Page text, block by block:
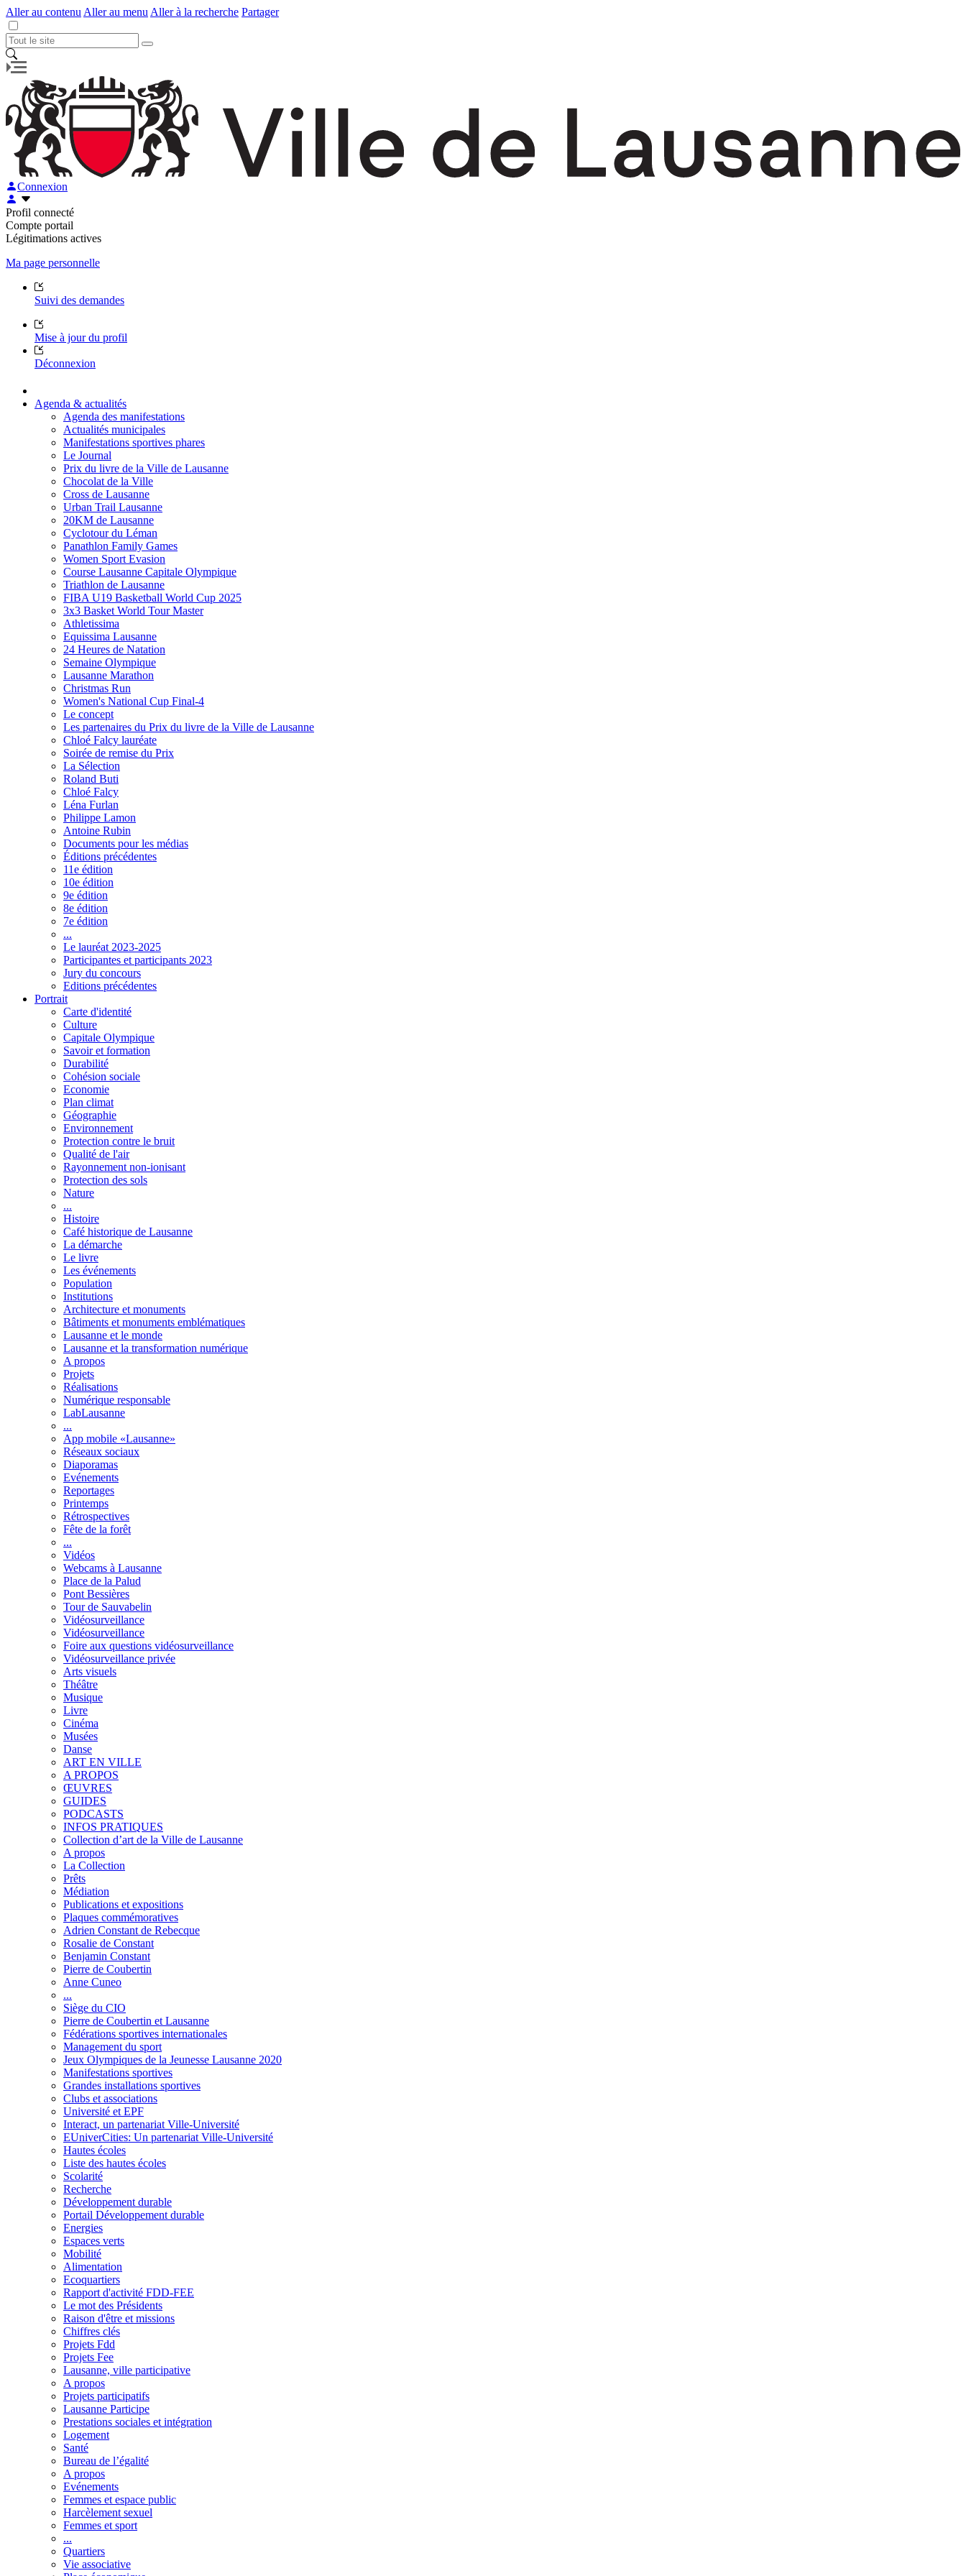
Aller au contenu Aller au menu Aller à la recherche Partager
Connexion
Profil connecté
Compte portail
Légitimations actives
Ma page personnelle
Suivi des demandes
Mise à jour du profil
Déconnexion
Agenda & actualités
Agenda des manifestations
Actualités municipales
Manifestations sportives phares
Le Journal
Prix du livre de la Ville de Lausanne
Chocolat de la Ville
Cross de Lausanne
Urban Trail Lausanne
20KM de Lausanne
Cyclotour du Léman
Panathlon Family Games
Women Sport Evasion
Course Lausanne Capitale Olympique
Triathlon de Lausanne
FIBA U19 Basketball World Cup 2025
3x3 Basket World Tour Master
Athletissima
Equissima Lausanne
24 Heures de Natation
Semaine Olympique
Lausanne Marathon
Christmas Run
Women's National Cup Final-4
Le concept
Les partenaires du Prix du livre de la Ville de Lausanne
Chloé Falcy lauréate
Soirée de remise du Prix
La Sélection
Roland Buti
Chloé Falcy
Léna Furlan
Philippe Lamon
Antoine Rubin
Documents pour les médias
Éditions précédentes
11e édition
10e édition
9e édition
8e édition
7e édition
...
Le lauréat 2023-2025
Participantes et participants 2023
Jury du concours
Editions précédentes
Portrait
Carte d'identité
Culture
Capitale Olympique
Savoir et formation
Durabilité
Cohésion sociale
Economie
Plan climat
Géographie
Environnement
Protection contre le bruit
Qualité de l'air
Rayonnement non-ionisant
Protection des sols
Nature
...
Histoire
Café historique de Lausanne
La démarche
Le livre
Les événements
Population
Institutions
Architecture et monuments
Bâtiments et monuments emblématiques
Lausanne et le monde
Lausanne et la transformation numérique
A propos
Projets
Réalisations
Numérique responsable
LabLausanne
...
App mobile «Lausanne»
Réseaux sociaux
Diaporamas
Evénements
Reportages
Printemps
Rétrospectives
Fête de la forêt
...
Vidéos
Webcams à Lausanne
Place de la Palud
Pont Bessières
Tour de Sauvabelin
Vidéosurveillance
Vidéosurveillance
Foire aux questions vidéosurveillance
Vidéosurveillance privée
Arts visuels
Théâtre
Musique
Livre
Cinéma
Musées
Danse
ART EN VILLE
A PROPOS
ŒUVRES
GUIDES
PODCASTS
INFOS PRATIQUES
Collection d’art de la Ville de Lausanne
A propos
La Collection
Prêts
Médiation
Publications et expositions
Plaques commémoratives
Adrien Constant de Rebecque
Rosalie de Constant
Benjamin Constant
Pierre de Coubertin
Anne Cuneo
...
Siège du CIO
Pierre de Coubertin et Lausanne
Fédérations sportives internationales
Management du sport
Jeux Olympiques de la Jeunesse Lausanne 2020
Manifestations sportives
Grandes installations sportives
Clubs et associations
Université et EPF
Interact, un partenariat Ville-Université
EUniverCities: Un partenariat Ville-Université
Hautes écoles
Liste des hautes écoles
Scolarité
Recherche
Développement durable
Portail Développement durable
Energies
Espaces verts
Mobilité
Alimentation
Ecoquartiers
Rapport d'activité FDD-FEE
Le mot des Présidents
Raison d'être et missions
Chiffres clés
Projets Fdd
Projets Fee
Lausanne, ville participative
A propos
Projets participatifs
Lausanne Participe
Prestations sociales et intégration
Logement
Santé
Bureau de l’égalité
A propos
Evénements
Femmes et espace public
Harcèlement sexuel
Femmes et sport
...
Quartiers
Vie associative